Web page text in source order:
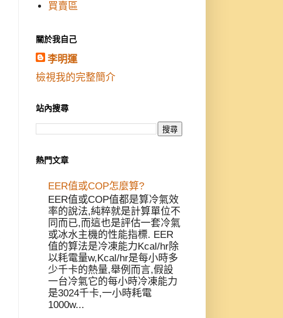
買賣區
關於我自己
李明運
檢視我的完整簡介
站內搜尋
熱門文章
EER值或COP怎麼算?
EER值或COP值都是算冷氣效
率的說法,純粹就是計算單位不
同而已,而這也是評估一套冷氣
或冰水主機的性能指標. EER
值的算法是冷凍能力Kcal/hr除
以耗電量w,Kcal/hr是每小時多
少千卡的熱量,舉例而言,假設
一台冷氣它的每小時冷凍能力
是3024千卡,一小時耗電
1000w...